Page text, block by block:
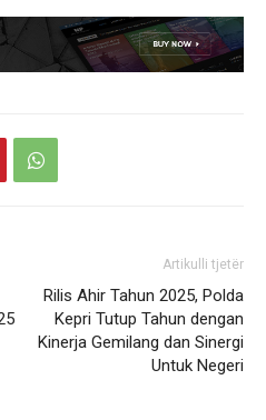
Artikulli tjetër
Rilis Ahir Tahun 2025, Polda
Kepri Tutup Tahun dengan
Kinerja Gemilang dan Sinergi
Untuk Negeri